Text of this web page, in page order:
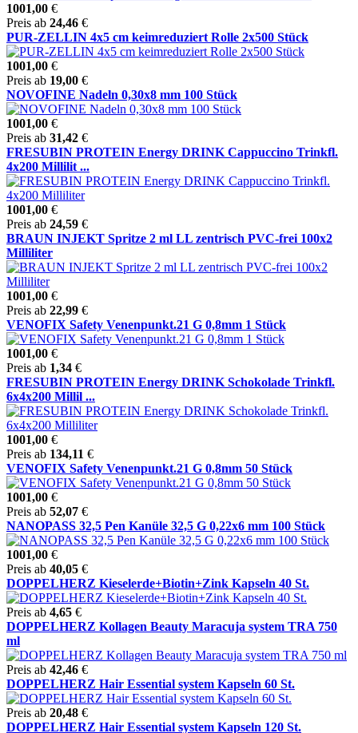
1001,00 €
Preis ab 24,46 €
PUR-ZELLIN 4x5 cm keimreduziert Rolle 2x500 Stück
1001,00 €
Preis ab 19,00 €
NOVOFINE Nadeln 0,30x8 mm 100 Stück
1001,00 €
Preis ab 31,42 €
FRESUBIN PROTEIN Energy DRINK Cappuccino Trinkfl.
4x200 Millilit ...
1001,00 €
Preis ab 24,59 €
BRAUN INJEKT Spritze 2 ml LL zentrisch PVC-frei 100x2
Milliliter
1001,00 €
Preis ab 22,99 €
VENOFIX Safety Venenpunkt.21 G 0,8mm 1 Stück
1001,00 €
Preis ab 1,34 €
FRESUBIN PROTEIN Energy DRINK Schokolade Trinkfl.
6x4x200 Millil ...
1001,00 €
Preis ab 134,11 €
VENOFIX Safety Venenpunkt.21 G 0,8mm 50 Stück
1001,00 €
Preis ab 52,07 €
NANOPASS 32,5 Pen Kanüle 32,5 G 0,22x6 mm 100 Stück
1001,00 €
Preis ab 40,05 €
DOPPELHERZ Kieselerde+Biotin+Zink Kapseln 40 St.
Preis ab 4,65 €
DOPPELHERZ Kollagen Beauty Maracuja system TRA 750
ml
Preis ab 42,46 €
DOPPELHERZ Hair Essential system Kapseln 60 St.
Preis ab 20,48 €
DOPPELHERZ Hair Essential system Kapseln 120 St.